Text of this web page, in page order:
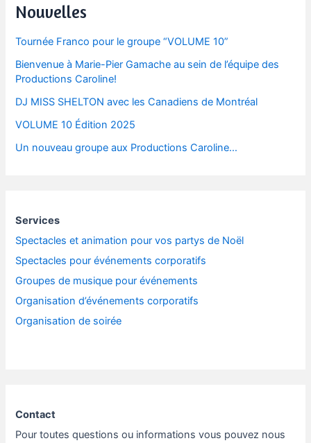
Nouvelles
Tournée Franco pour le groupe “VOLUME 10”
Bienvenue à Marie-Pier Gamache au sein de l’équipe des
Productions Caroline!
DJ MISS SHELTON avec les Canadiens de Montréal
VOLUME 10 Édition 2025
Un nouveau groupe aux Productions Caroline…
Services
Spectacles et animation pour vos partys de Noël
Spectacles pour événements corporatifs
Groupes de musique pour événements
Organisation d’événements corporatifs
Organisation de soirée
Contact
Pour toutes questions ou informations vous pouvez nous